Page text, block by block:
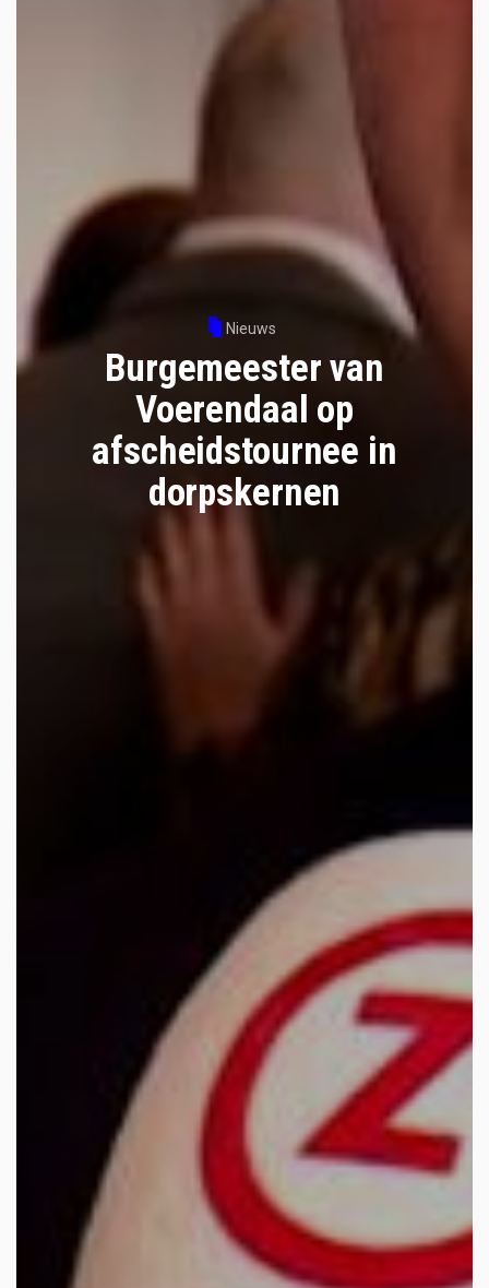
Nieuws
Burgemeester van
Voerendaal op
afscheidstournee in
dorpskernen